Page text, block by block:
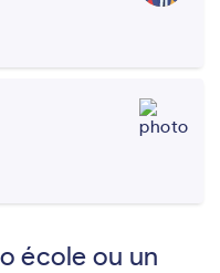
école ou un